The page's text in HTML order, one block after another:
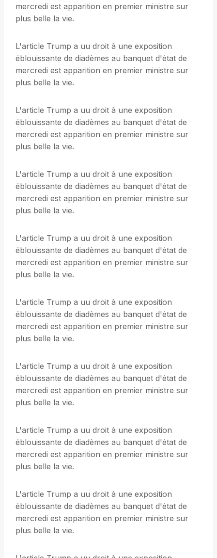
mercredi est apparition en premier ministre sur
plus belle la vie.
L'article Trump a uu droit à une exposition
éblouissante de diadèmes au banquet d'état de
mercredi est apparition en premier ministre sur
plus belle la vie.
L'article Trump a uu droit à une exposition
éblouissante de diadèmes au banquet d'état de
mercredi est apparition en premier ministre sur
plus belle la vie.
L'article Trump a uu droit à une exposition
éblouissante de diadèmes au banquet d'état de
mercredi est apparition en premier ministre sur
plus belle la vie.
L'article Trump a uu droit à une exposition
éblouissante de diadèmes au banquet d'état de
mercredi est apparition en premier ministre sur
plus belle la vie.
L'article Trump a uu droit à une exposition
éblouissante de diadèmes au banquet d'état de
mercredi est apparition en premier ministre sur
plus belle la vie.
L'article Trump a uu droit à une exposition
éblouissante de diadèmes au banquet d'état de
mercredi est apparition en premier ministre sur
plus belle la vie.
L'article Trump a uu droit à une exposition
éblouissante de diadèmes au banquet d'état de
mercredi est apparition en premier ministre sur
plus belle la vie.
L'article Trump a uu droit à une exposition
éblouissante de diadèmes au banquet d'état de
mercredi est apparition en premier ministre sur
plus belle la vie.